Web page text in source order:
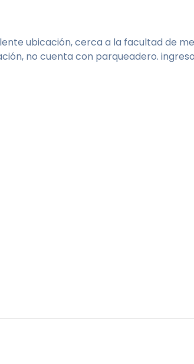
ubicación, cerca a la facultad de
no cuenta con parqueadero.